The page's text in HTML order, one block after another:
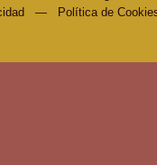
— Política de